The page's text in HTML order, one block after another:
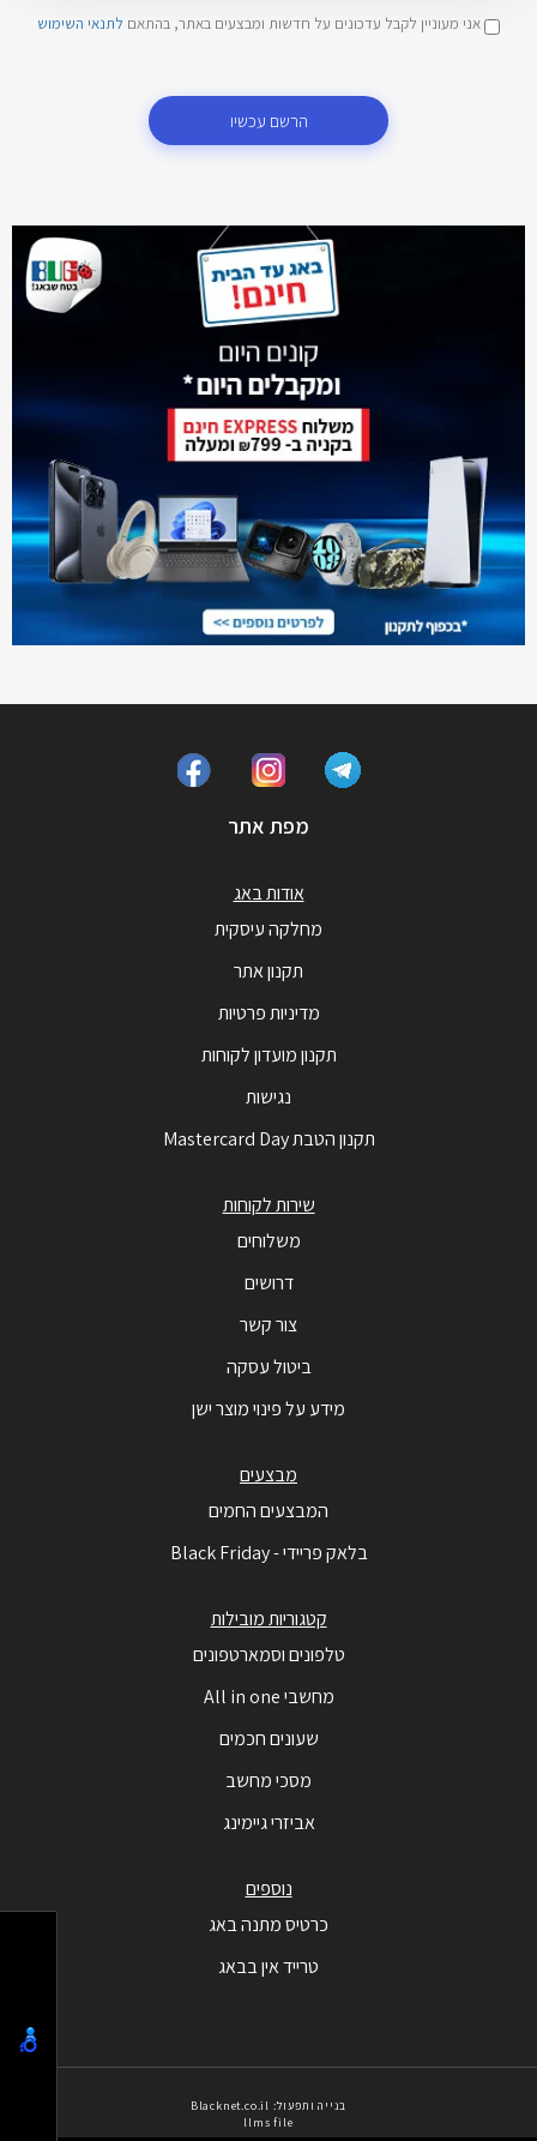
אני מעוניין לקבל עדכונים על חדשות ומבצעים באתר, בהתאם לתנאי השימוש
הרשם עכשיו
מפת אתר
אודות באג
מחלקה עיסקית
תקנון אתר
מדיניות פרטיות
תקנון מועדון לקוחות
נגישות
תקנון הטבת Mastercard Day
שירות לקוחות
משלוחים
דרושים
צור קשר
ביטול עסקה
מידע על פינוי מוצר ישן
מבצעים
המבצעים החמים
בלאק פריידי - Black Friday
קטגוריות מובילות
טלפונים וסמארטפונים
מחשבי All in one
שעונים חכמים
מסכי מחשב
אביזרי גיימינג
נוספים
כרטיס מתנה באג
טרייד אין בבאג
בנייה ותפעול: Blacknet.co.il
llms file